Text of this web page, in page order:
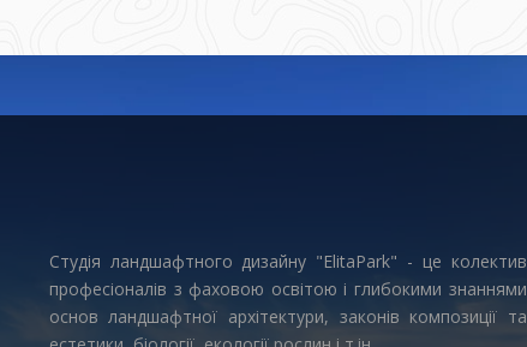
Студія ландшафтного дизайну "ElitaPark" - це колектив
професіоналів з фаховою освітою і глибокими знаннями
основ ландшафтної архітектури, законів композиції та